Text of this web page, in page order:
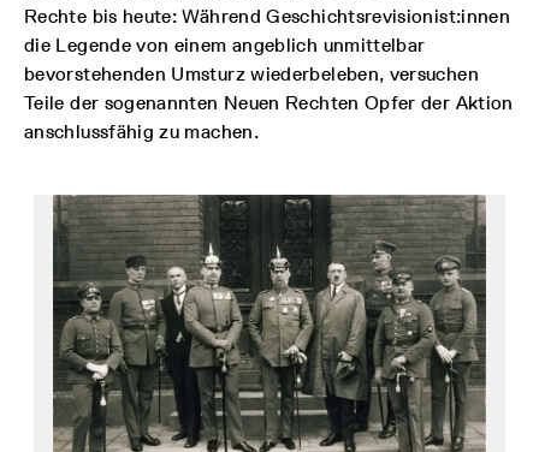
Rechte bis heute: Während Geschichtsrevisionist:innen
die Legende von einem angeblich unmittelbar
bevorstehenden Umsturz wiederbeleben, versuchen
Teile der sogenannten Neuen Rechten Opfer der Aktion
anschlussfähig zu machen.